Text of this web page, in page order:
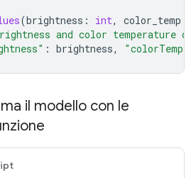
(brightness : int, color_temp
and color temperature
: brightness,
il modello con le